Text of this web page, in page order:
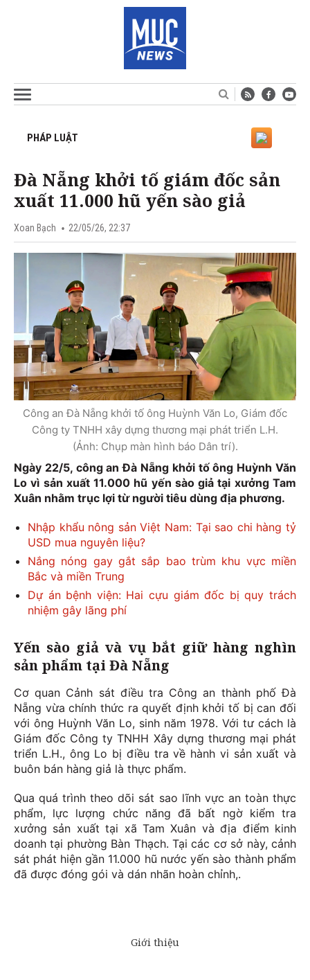
PHÁP LUẬT
Đà Nẵng khởi tố giám đốc sản
xuất 11.000 hũ yến sào giả
Xoan Bạch 22/05/26, 22:37
Công an Đà Nẵng khởi tố ông Huỳnh Văn Lo, Giám đốc
Công ty TNHH xây dựng thương mại phát triển L.H.
(Ảnh: Chụp màn hình báo Dân trí).
Ngày 22/5, công an Đà Nẵng khởi tố ông Huỳnh Văn
Lo vì sản xuất 11.000 hũ yến sào giả tại xưởng Tam
Xuân nhằm trục lợi từ người tiêu dùng địa phương.
Nhập khẩu nông sản Việt Nam: Tại sao chi hàng tỷ
USD mua nguyên liệu?
Nắng nóng gay gắt sắp bao trùm khu vực miền
Bắc và miền Trung
Dự án bệnh viện: Hai cựu giám đốc bị quy trách
nhiệm gây lãng phí
Yến sào giả và vụ bắt giữ hàng nghìn
sản phẩm tại Đà Nẵng
Cơ quan Cảnh sát điều tra Công an thành phố Đà
Nẵng vừa chính thức ra quyết định khởi tố bị can đối
với ông Huỳnh Văn Lo, sinh năm 1978. Với tư cách là
Giám đốc Công ty TNHH Xây dựng thương mại phát
triển L.H., ông Lo bị điều tra về hành vi sản xuất và
buôn bán hàng giả là thực phẩm.
Qua quá trình theo dõi sát sao lĩnh vực an toàn thực
phẩm, lực lượng chức năng đã bất ngờ kiểm tra
xưởng sản xuất tại xã Tam Xuân và địa điểm kinh
doanh tại phường Bàn Thạch. Tại các cơ sở này, cảnh
sát phát hiện gần 11.000 hũ nước yến sào thành phẩm
đã được đóng gói và dán nhãn hoàn chỉnh,.